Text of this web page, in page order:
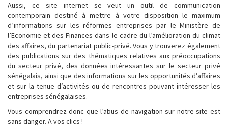
Aussi, ce site internet se veut un outil de communication
contemporain destiné à mettre à votre disposition le maximum
d’informations sur les réformes entreprises par le Ministère de
l’Economie et des Finances dans le cadre du l’amélioration du climat
des affaires, du partenariat public-privé. Vous y trouverez également
des publications sur des thématiques relatives aux préoccupations
du secteur privé, des données intéressantes sur le secteur privé
sénégalais, ainsi que des informations sur les opportunités d’affaires
et sur la tenue d’activités ou de rencontres pouvant intéresser les
entreprises sénégalaises.
Vous comprendrez donc que l’abus de navigation sur notre site est
sans danger. A vos clics !